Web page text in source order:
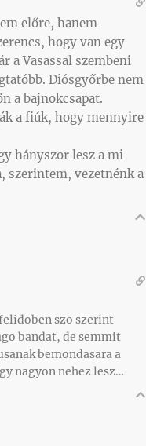
előre, hanem
hogy van egy
a Vasassal szembeni
Diósgyőrbe nem
a bajnokcsapat.
a fiúk, hogy mennyire
hányszor lesz a mi
szerintem, vezetnénk a
szo szerint
bandat, de semmit
bemondasara a
nagyon nehez lesz…